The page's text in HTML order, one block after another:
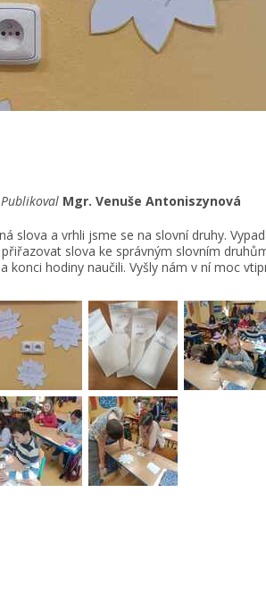
Publikoval Mgr. Venuše Antoniszynová
slova a vrhli jsme se na slovní druhy.
slova ke správným slovním
konci hodiny naučili. Vyšly nám v ní moc